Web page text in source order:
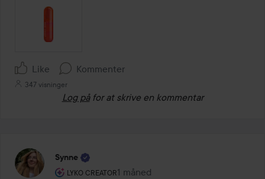
Like Kommenter
347 visninger
Log på for at skrive en kommentar
Synne
LYKO CREATOR
Brugerens rolle: Lyko Creator.
1 måned
Posten blev oprettet 1 måned